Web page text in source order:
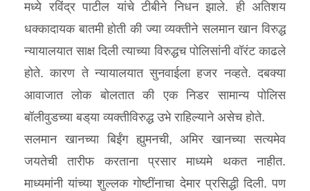
मध्ये रविंद्र पाटील यांचे टीबीने निधन झाले. ही अतिशय
धक्कादायक बातमी होती की ज्या व्यक्तीने सलमान खान विरुद्ध
न्यायालयात साक्ष दिली त्याच्या विरुद्धच पोलिसांनी वॉरंट काढले
होते. कारण ते न्यायालयात सुनवाईला हजर नव्हते. दबक्या
आवाजात लोक बोलतात की एक निडर सामान्य पोलिस
बॉलीवुडच्या बड्‌या व्यक्तीविरुद्ध उभे राहिल्याने असेच होते.
सलमान खानच्या बिईंग ह्युमनची, अमिर खानच्या सत्यमेव
जयतेची तारीफ करताना प्रसार माध्यमे थकत नाहीत.
माध्यमांनी यांच्या शुल्लक गोष्टींनाचा देमार प्रसिद्धी दिली. पण